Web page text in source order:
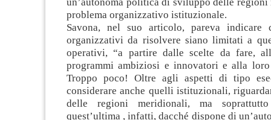
problema organizzativo istituzionale.
Savona, nel suo articolo, pareva indicare
organizzativi da risolvere siano limitati a
operativi, “a partire dalle scelte da fare,
programmi ambiziosi e innovatori e alla loro
Troppo poco! Oltre agli aspetti di tipo
considerare anche quelli istituzionali,
delle regioni meridionali, ma
quest’ultima , infatti, dacché dispone di